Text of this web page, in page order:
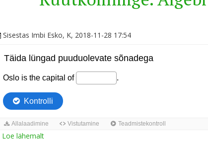
Sisestas Imbi Esko, K, 2018-11-28 17:54
Loe lähemalt